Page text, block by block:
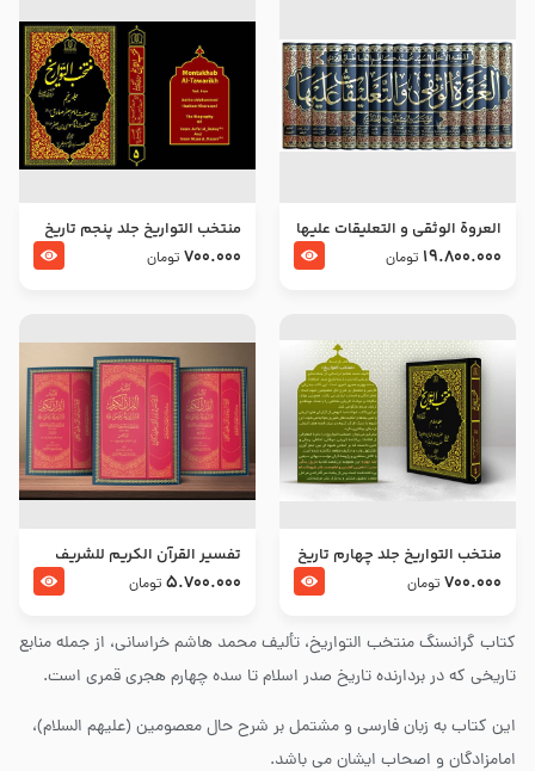
کتاب گرانسنگ منتخب التواريخ، تألیف محمد هاشم خراسانی، از جمله منابع
تاریخی که در بردارنده تاریخ صدر اسلام تا سده چهارم هجری قمری است.
این کتاب به زبان فارسی و مشتمل بر شرح حال معصومین (علیهم السلام)،
امامزادگان و اصحاب ایشان می باشد.
العروة الوثقى و التعليقات عليها
– طرح جدید
19.800.000 تومان
منتخب التواریخ جلد پنجم تاریخ
امام جعفر صادق و امام موسی
700.000 تومان
منتخب التواریخ جلد چهارم تاریخ
امام زین العابدین و امام محمد
700.000 تومان
تفسير القرآن الكريم للشريف
المرتضي قدس سرّه
5.700.000 تومان